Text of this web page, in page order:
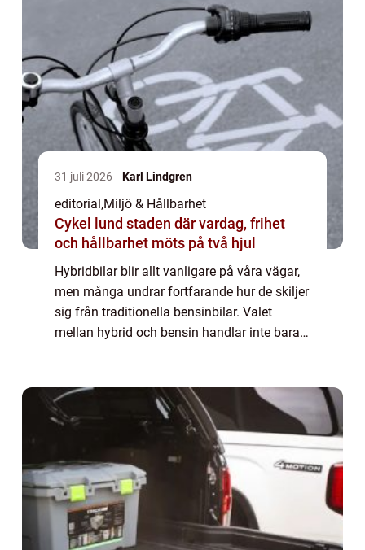
31 juli 2026 Karl Lindgren
editorial,Miljö & Hållbarhet
Cykel lund staden där vardag, frihet
och hållbarhet möts på två hjul
Hybridbilar blir allt vanligare på våra vägar,
men många undrar fortfarande hur de skiljer
sig från traditionella bensinbilar. Valet
mellan hybrid och bensin handlar inte bara